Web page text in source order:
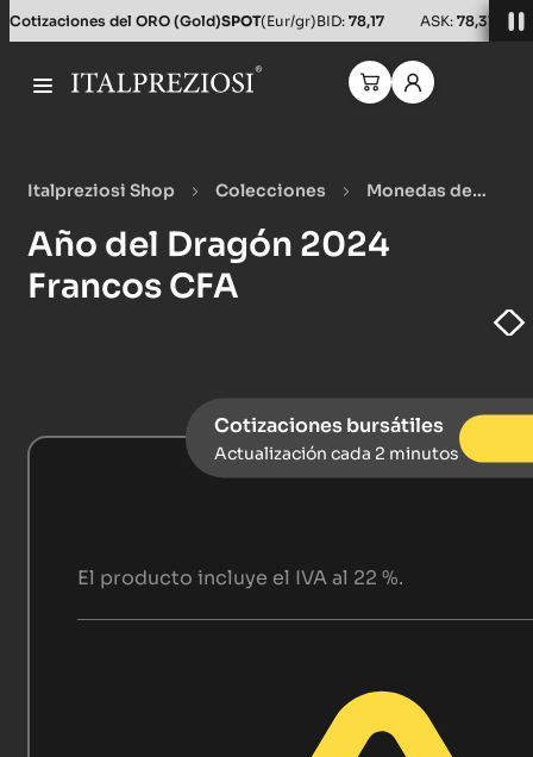
Salta al contenuto principale
Cotizaciones del ORO (Gold)SPOT(Eur/gr)BID: 78,17 ASK: 78,31
Italpreziosi Shop Colecciones
Monedas de
Año del Dragón 2024
Francos CFA
Cotizaciones bursátiles
Actualización cada 2 minutos
El producto incluye el IVA al 22 %.